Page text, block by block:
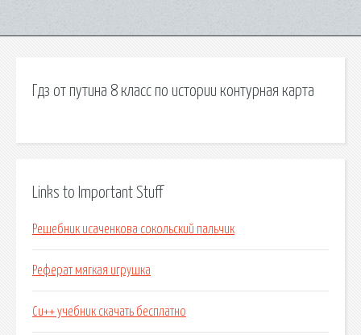
Гдз от путина 8 класс по истории контурная карта
Links to Important Stuff
Решебник исаченкова сокольский пальчик
Реферат мягкая игрушка
Си++ учебник скачать бесплатно